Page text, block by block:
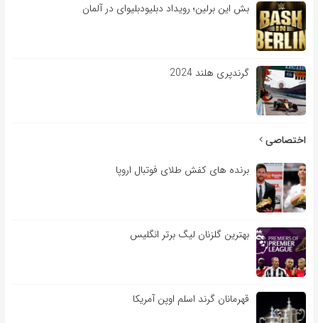
بش این برلین؛ رویداد دبلیودبلیوای در آلمان
گرندپری هلند 2024
اختصاصی
برنده های کفش طلای فوتبال اروپا
بهترین گلزنان لیگ برتر انگلیس
قهرمانان گرند اسلم اوپن آمریکا